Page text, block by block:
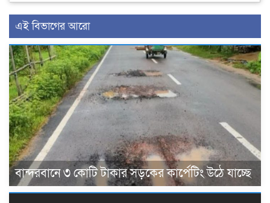
এই বিভাগের আরো
বান্দরবানে ৩ কোটি টাকার সড়কের কার্পেটিং উঠে যাচ্ছে